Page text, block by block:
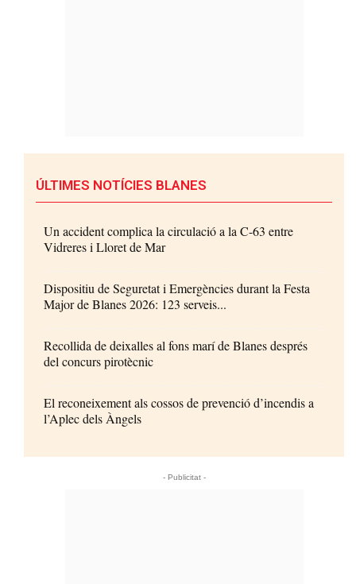
ÚLTIMES NOTÍCIES BLANES
Un accident complica la circulació a la C-63 entre
Vidreres i Lloret de Mar
Dispositiu de Seguretat i Emergències durant la Festa
Major de Blanes 2026: 123 serveis...
Recollida de deixalles al fons marí de Blanes després
del concurs pirotècnic
El reconeixement als cossos de prevenció d’incendis a
l’Aplec dels Àngels
- Publicitat -